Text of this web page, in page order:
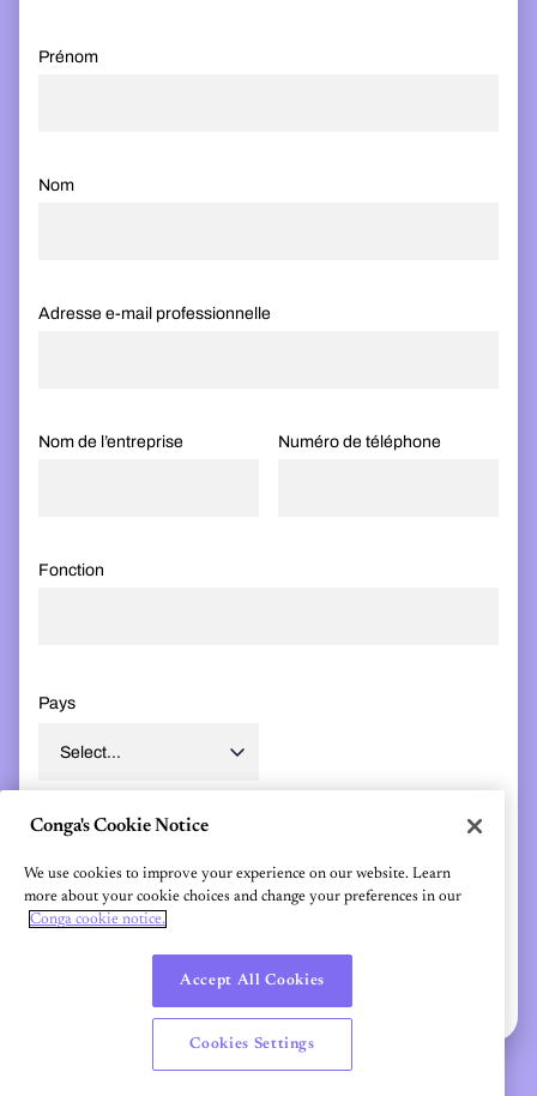
Prénom
Nom
Adresse e-mail professionnelle
Nom de l’entreprise Numéro de téléphone
Fonction
Pays
En envoyant ce formulaire, vous confirmez que vous acceptez le
stockage et le traitement de vos données à caractère personnel par
This site is protected by reCAPTCHA.
SUBMIT
Conga's Cookie Notice
We use cookies to improve your experience on our website. Learn
more about your cookie choices and change your preferences in our
Conga cookie notice.
Accept All Cookies
Cookies Settings